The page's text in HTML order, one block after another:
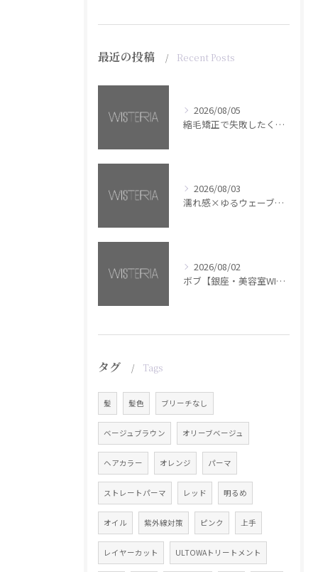
最近の投稿 Recent Posts
2026/08/05
縮毛矯正で失敗したくない方へ【銀座・美容室WISTERIA】
2026/08/03
濡れ感×ゆるウェーブミディアム【銀座・美容室WISTERIA】
2026/08/02
ボブ【銀座・美容室WISTERIA】
タグ Tags
髪 髪色 ブリーチなし
ベージュブラウン オリーブベージュ
ヘアカラー オレンジ パーマ
ストレートパーマ レッド 明るめ
オイル 紫外線対策 ピンク 上手
レイヤーカット ULTOWAトリートメント